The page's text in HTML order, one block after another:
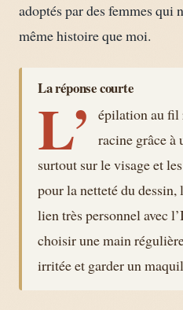
adoptés par des femmes qui
même histoire que moi.
La réponse courte
L’
épilation au fil
racine grâce à
surtout sur le visage et
pour la netteté du
lien très personnel avec
choisir une main
irritée et garder un